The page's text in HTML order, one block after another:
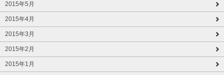
2015年5月
2015年4月
2015年3月
2015年2月
2015年1月